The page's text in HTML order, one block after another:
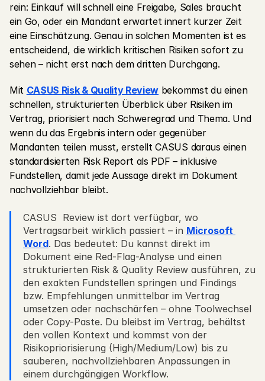
rein: Einkauf will schnell eine Freigabe, Sales braucht
ein Go, oder ein Mandant erwartet innert kurzer Zeit
eine Einschätzung. Genau in solchen Momenten ist es
entscheidend, die wirklich kritischen Risiken sofort zu
sehen – nicht erst nach dem dritten Durchgang.
Mit CASUS Risk & Quality Review bekommst du einen
schnellen, strukturierten Überblick über Risiken im
Vertrag, priorisiert nach Schweregrad und Thema. Und
wenn du das Ergebnis intern oder gegenüber
Mandanten teilen musst, erstellt CASUS daraus einen
standardisierten Risk Report als PDF – inklusive
Fundstellen, damit jede Aussage direkt im Dokument
nachvollziehbar bleibt.
CASUS  Review ist dort verfügbar, wo
Vertragsarbeit wirklich passiert – in Microsoft
Word. Das bedeutet: Du kannst direkt im
Dokument eine Red-Flag-Analyse und einen
strukturierten Risk & Quality Review ausführen, zu
den exakten Fundstellen springen und Findings
bzw. Empfehlungen unmittelbar im Vertrag
umsetzen oder nachschärfen – ohne Toolwechsel
oder Copy-Paste. Du bleibst im Vertrag, behältst
den vollen Kontext und kommst von der
Risikopriorisierung (High/Medium/Low) bis zu
sauberen, nachvollziehbaren Anpassungen in
einem durchgängigen Workflow.